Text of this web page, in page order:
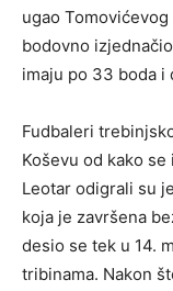
ugao
bodovno
imaju po 33 boda i
Fudbaleri
Koševu od kako
Leotar odigrali su
koja je završena
desio se tek u 14.
tribinama. Nakon